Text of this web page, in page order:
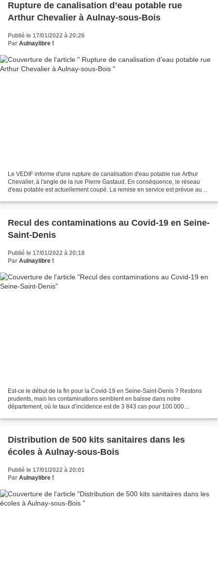
Rupture de canalisation d’eau potable rue
Arthur Chevalier à Aulnay-sous-Bois
Publié le 17/01/2022 à 20:26
Par Aulnaylibre !
Le VEDIF informe d'une rupture de canalisation d'eau potable rue Arthur
Chevalier, à l'angle de la rue Pierre Gastaud. En conséquence, le réseau
d'eau potable est actuellement coupé. La remise en service est prévue aux
Recul des contaminations au Covid-19 en Seine-
Saint-Denis
Publié le 17/01/2022 à 20:18
Par Aulnaylibre !
Est-ce le début de la fin pour la Covid-19 en Seine-Saint-Denis ? Restons
prudents, mais les contaminations semblent en baisse dans notre
département, où le taux d’incidence est de 3 843 cas pour 100 000
Distribution de 500 kits sanitaires dans les
écoles à Aulnay-sous-Bois
Publié le 17/01/2022 à 20:01
Par Aulnaylibre !